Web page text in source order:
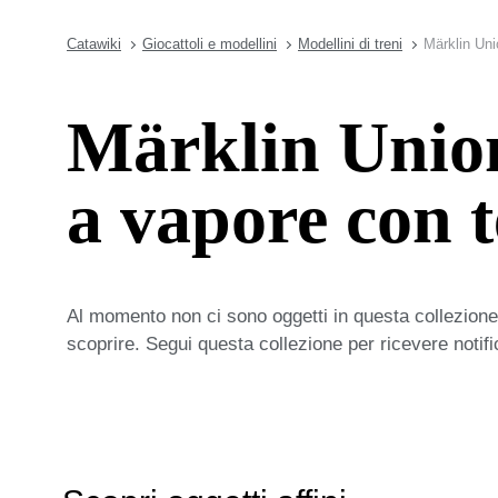
Catawiki Giocattoli e modellini Modellini di treni Märklin
Märklin
a vapore con
Al momento non ci sono oggetti in questa
scoprire. Segui questa collezione per ricevere